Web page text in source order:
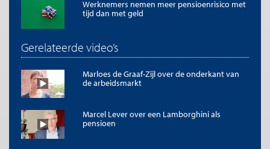
Werknemers nemen meer pensioenrisico met
tijd dan met geld
Gerelateerde video’s
Marloes de Graaf-Zijl over de onderkant van
de arbeidsmarkt
Marcel Lever over een Lamborghini als
pensioen